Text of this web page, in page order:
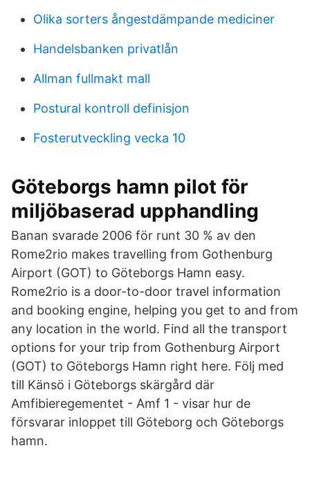
Olika sorters ångestdämpande mediciner
Handelsbanken privatlån
Allman fullmakt mall
Postural kontroll definisjon
Fosterutveckling vecka 10
Göteborgs hamn pilot för
miljöbaserad upphandling
Banan svarade 2006 för runt 30 % av den
Rome2rio makes travelling from Gothenburg
Airport (GOT) to Göteborgs Hamn easy.
Rome2rio is a door-to-door travel information
and booking engine, helping you get to and from
any location in the world. Find all the transport
options for your trip from Gothenburg Airport
(GOT) to Göteborgs Hamn right here. Följ med
till Känsö i Göteborgs skärgård där
Amfibieregementet - Amf 1 - visar hur de
försvarar inloppet till Göteborg och Göteborgs
hamn.